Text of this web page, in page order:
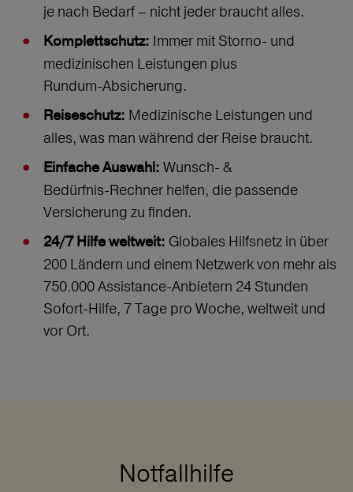
je nach Bedarf – nicht jeder braucht alles.
Komplettschutz: Immer mit Storno‑ und
medizinischen Leistungen plus
Rundum‑Absicherung.
Reiseschutz: Medizinische Leistungen und
alles, was man während der Reise braucht.
Einfache Auswahl: Wunsch‑ &
Bedürfnis‑Rechner helfen, die passende
Versicherung zu finden.
24/7 Hilfe weltweit: Globales Hilfsnetz in über
200 Ländern und einem Netzwerk von mehr als
750.000 Assistance-Anbietern 24 Stunden
Sofort-Hilfe, 7 Tage pro Woche, weltweit und
vor Ort.
Notfallhilfe